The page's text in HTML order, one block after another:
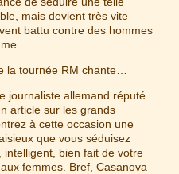
mais devient très vite
battu contre des hommes
la tournée RM chante…
journaliste allemand réputé
article sur les grands
à cette occasion une
que vous séduisez
bien fait de votre
femmes. Bref, Casanova